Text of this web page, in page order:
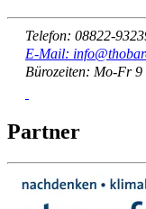
Telefon: 08822-
E-Mail:
Bürozeiten: Mo-Fr
Partner